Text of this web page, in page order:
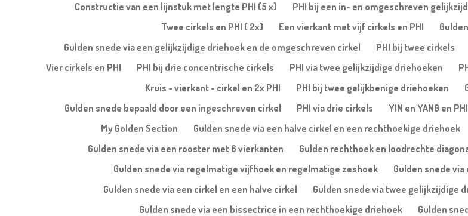
Constructie van een lijnstuk met lengte PHI (5 x)
PHI bij een in- en omgeschreven
Twee cirkels en PHI ( 2x)
Een vierkant met vijf cirkels en PHI
Gulden snede via een gelijkzijdige driehoek en de omgeschreven cirkel
PHI bij twee cirkels
Vier cirkels en PHI
PHI bij drie concentrische cirkels PHI via twee gelijkzijdige driehoeken
Kruis - vierkant - cirkel en 2x PHI
PHI bij twee gelijkbenige driehoeken
Gulden snede bepaald door een ingeschreven cirkel
PHI via drie cirkels YIN en YANG en PHI
My Golden Section
Gulden snede via een halve cirkel en een rechthoekige driehoek
Gulden snede via een rooster met 6 vierkanten
Gulden rechthoek en loodrechte
Gulden snede via regelmatige vijfhoek en regelmatige zeshoek
Gulden snede
Gulden snede via een cirkel en een halve cirkel
Gulden snede via twee gelijkzijdige
Gulden snede via een bissectrice in een rechthoekige driehoek
Gulden